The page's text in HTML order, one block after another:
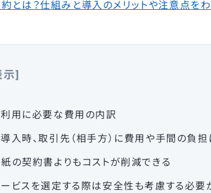
とは？仕組みと導入のメリットや注意点を
示]
用に必要な費用の内訳
入時、取引先（相手方）に費用や手間の負担
の契約書よりもコストが削減できる
ビスを選定する際は安全性も考慮する必要